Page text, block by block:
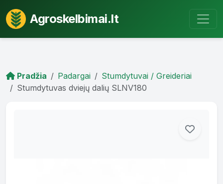
Agroskelbimai.lt
Pradžia Padargai
Stumdytuvai / Greideriai
Stumdytuvas dviejų dalių SLNV180